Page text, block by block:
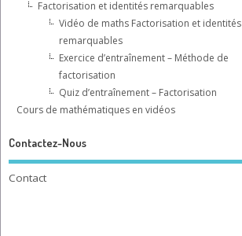
Factorisation et identités remarquables
Vidéo de maths Factorisation et identités
remarquables
Exercice d’entraînement – Méthode de
factorisation
Quiz d’entraînement – Factorisation
Cours de mathématiques en vidéos
Contactez-Nous
Contact